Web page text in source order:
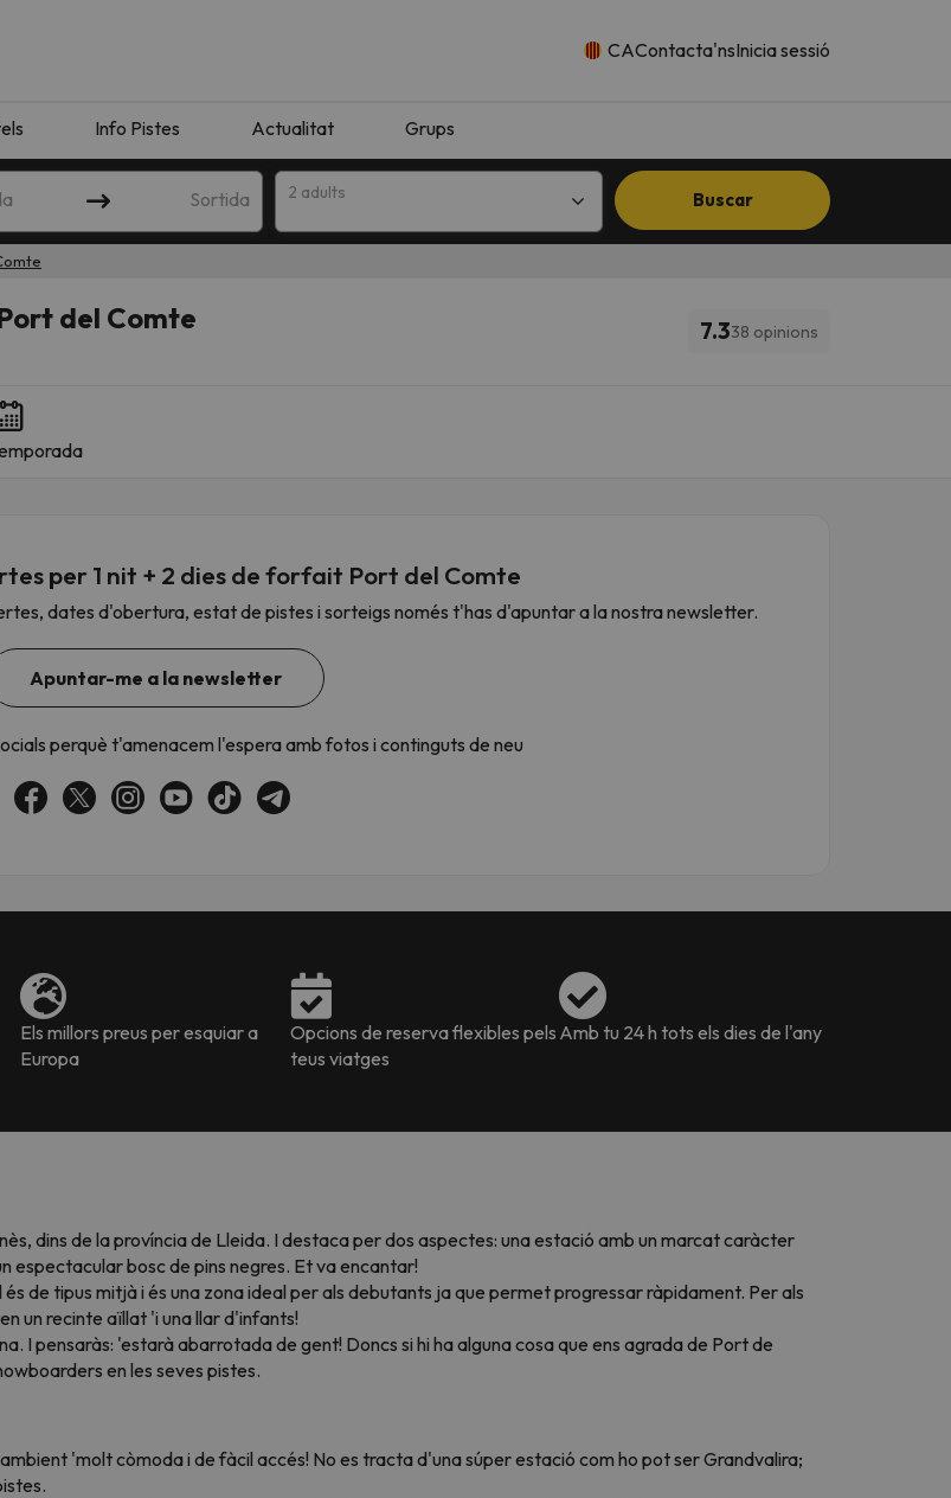
CAContacta'nsInicia sessió
Info Pistes Actualitat Grups
Sortida 2 adults Buscar
trobi la seva brúixola torna.
del Comte 7.338 opinions
per 1 nit + 2 dies de forfait Port del Comte
dates d'obertura, estat de pistes i sorteigs només t'has d'apuntar a la nostra newsletter.
Apuntar-me a la newsletter
perquè t'amenacem l'espera amb fotos i continguts de neu
Els millors preus per esquiar a
Europa
Opcions de reserva flexibles pels
teus viatges
Amb tu 24 h tots els dies de l'any
dins de la província de Lleida. I destaca per dos aspectes: una estació amb un marcat caràcter
bosc de pins negres. Et va encantar!
de tipus mitjà i és una zona ideal per als debutants ja que permet progressar ràpidament. Per als
un recinte aïllat 'i una llar d'infants!
I pensaràs: 'estarà abarrotada de gent! Doncs si hi ha alguna cosa que ens agrada de Port de
en les seves pistes.
'molt còmoda i de fàcil accés! No es tracta d'una súper estació com ho pot ser Grandvalira;